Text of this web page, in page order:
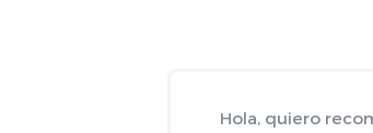
Hola, quiero